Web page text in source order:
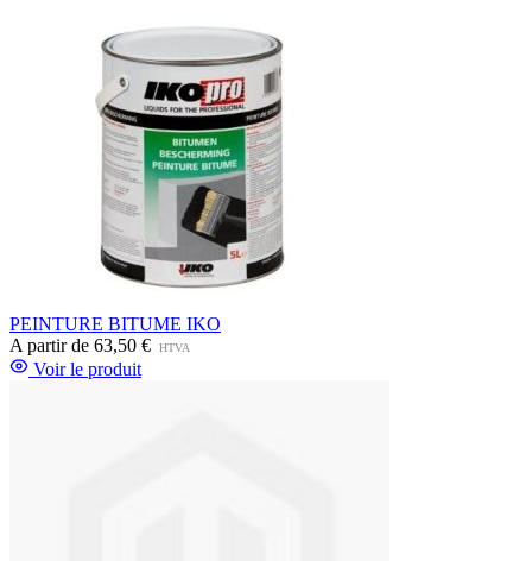
PEINTURE BITUME IKO
A partir de 63,50 € HTVA
Voir le produit